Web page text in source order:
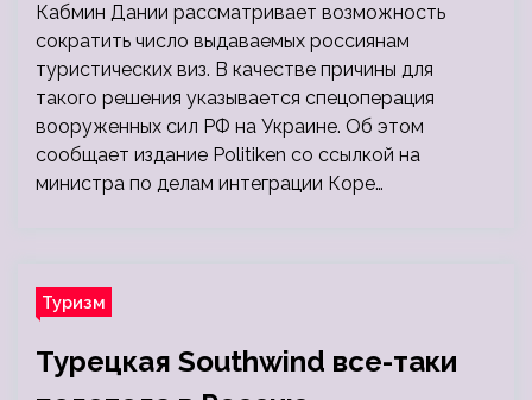
Кабмин Дании рассматривает возможность
сократить число выдаваемых россиянам
туристических виз. В качестве причины для
такого решения указывается спецоперация
вооруженных сил РФ на Украине. Об этом
сообщает издание Politiken со ссылкой на
министра по делам интеграции Коре…
Туризм
Турецкая Southwind все-таки